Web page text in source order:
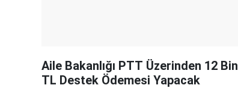
Aile Bakanlığı PTT Üzerinden 12 Bin
TL Destek Ödemesi Yapacak